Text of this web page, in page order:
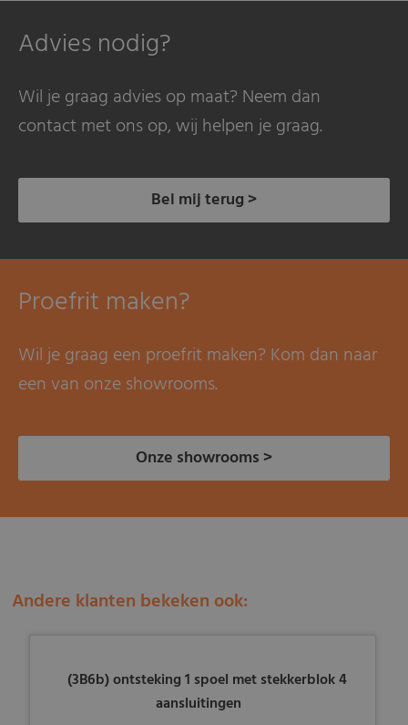
Advies nodig?
Wil je graag advies op maat? Neem dan
contact met ons op, wij helpen je graag.
Bel mij terug >
Proefrit maken?
Wil je graag een proefrit maken? Kom dan naar
een van onze showrooms.
Onze showrooms >
Andere klanten bekeken ook:
(3B6b) ontsteking 1 spoel met stekkerblok 4
aansluitingen